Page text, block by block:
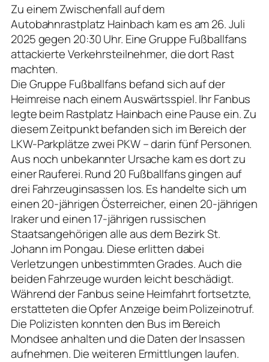
Zu einem Zwischenfall auf dem
Autobahnrastplatz Hainbach kam es am 26. Juli
2025 gegen 20:30 Uhr. Eine Gruppe Fußballfans
attackierte Verkehrsteilnehmer, die dort Rast
machten.
Die Gruppe Fußballfans befand sich auf der
Heimreise nach einem Auswärtsspiel. Ihr Fanbus
legte beim Rastplatz Hainbach eine Pause ein. Zu
diesem Zeitpunkt befanden sich im Bereich der
LKW-Parkplätze zwei PKW – darin fünf Personen.
Aus noch unbekannter Ursache kam es dort zu
einer Rauferei. Rund 20 Fußballfans gingen auf
drei Fahrzeuginsassen los. Es handelte sich um
einen 20-jährigen Österreicher, einen 20-jährigen
Iraker und einen 17-jährigen russischen
Staatsangehörigen alle aus dem Bezirk St.
Johann im Pongau. Diese erlitten dabei
Verletzungen unbestimmten Grades. Auch die
beiden Fahrzeuge wurden leicht beschädigt.
Während der Fanbus seine Heimfahrt fortsetzte,
erstatteten die Opfer Anzeige beim Polizeinotruf.
Die Polizisten konnten den Bus im Bereich
Mondsee anhalten und die Daten der Insassen
aufnehmen. Die weiteren Ermittlungen laufen.